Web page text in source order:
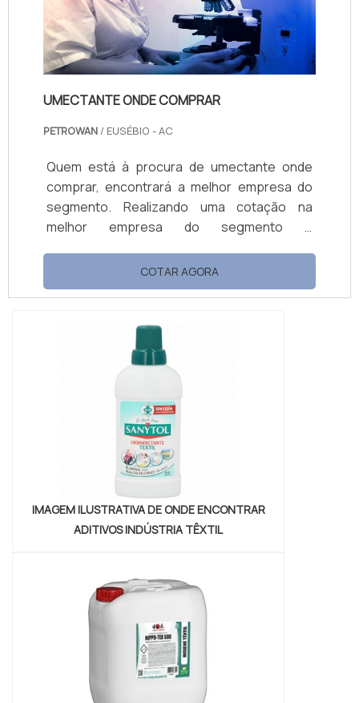
no merca...
UMECTANTE ONDE COMPRAR
PETROWAN / EUSÉBIO - AC
Quem está à procura de umectante onde
comprar, encontrará a melhor empresa do
segmento. Realizando uma cotação na
melhor empresa do segmento e
da área de atuação. Quando o tema é
umectante onde comprar, com a Petrowan
técnica especializada. UM POUCO MAIS
SOBRE UMECTANTE ONDE COMPRAR A
Petrowan centraliza seus esforços em
proporcionar para os parceiros um...
COTAR AGORA
IMAGEM ILUSTRATIVA DE ONDE ENCONTRAR
ADITIVOS INDÚSTRIA TÊXTIL